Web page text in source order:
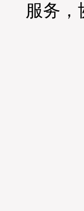
服务，